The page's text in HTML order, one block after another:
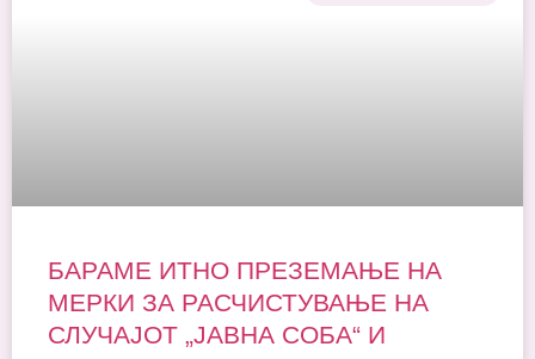
БАРАМЕ ИТНО ПРЕЗЕМАЊЕ НА
МЕРКИ ЗА РАСЧИСТУВАЊЕ НА
СЛУЧАЈОТ „ЈАВНА СОБА“ И